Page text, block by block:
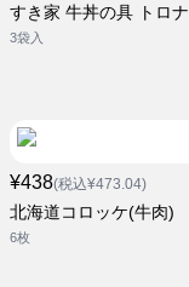
すき家 牛丼の具 トロナ
3袋入
¥438(税込¥473.04)
北海道コロッケ(牛肉)
6枚